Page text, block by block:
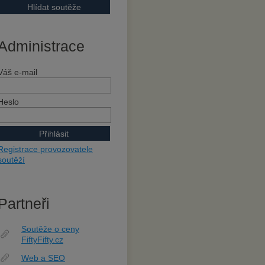
e-mail
provozovatele
Soutěže o ceny
FiftyFifty.cz
Web a SEO